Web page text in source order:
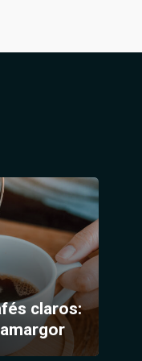
claros: